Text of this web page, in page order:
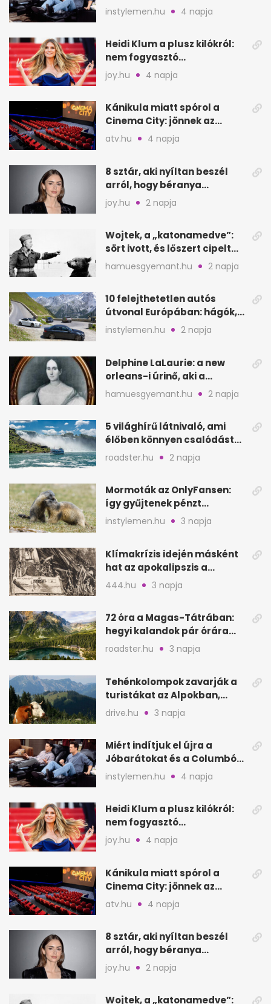
is tizedszer?
instylemen.hu 4 napja
Heidi Klum a plusz kilókról:
nem fogyasztó
csodaszerekkel küzd meg
joy.hu 4 napja
Kánikula miatt spórol a
Cinema City: jönnek az
átmeneti mozikorlátozások
atv.hu 4 napja
8 sztár, aki nyíltan beszél
arról, hogy béranya
segítette a családalapítást
joy.hu 2 napja
Wojtek, a „katonamedve”:
sört ivott, és lőszert cipelt
Monte Cassinónál
hamuesgyemant.hu 2 napja
10 felejthetetlen autós
útvonal Európában: hágók,
partok, fjordok
instylemen.hu 2 napja
Delphine LaLaurie: a new
orleans-i úrinő, aki a
padláson kínzott
hamuesgyemant.hu 2 napja
5 világhírű látnivaló, ami
élőben könnyen csalódást
okozhat
roadster.hu 2 napja
Mormoták az OnlyFansen:
így gyűjtenek pénzt
amerikai kutatók
instylemen.hu 3 napja
Klímakrízis idején másként
hat az apokalipszis a
Szépművészetiben
444.hu 3 napja
72 óra a Magas-Tátrában:
hegyi kalandok pár órára
Magyarországtól
roadster.hu 3 napja
Tehénkolompok zavarják a
turistákat az Alpokban,
Serinában is panasz van
drive.hu 3 napja
Miért indítjuk el újra a
Jóbarátokat és a Columbót
is tizedszer?
instylemen.hu 4 napja
Heidi Klum a plusz kilókról:
nem fogyasztó
csodaszerekkel küzd meg
joy.hu 4 napja
Kánikula miatt spórol a
Cinema City: jönnek az
átmeneti mozikorlátozások
atv.hu 4 napja
8 sztár, aki nyíltan beszél
arról, hogy béranya
segítette a családalapítást
joy.hu 2 napja
Wojtek, a „katonamedve”: